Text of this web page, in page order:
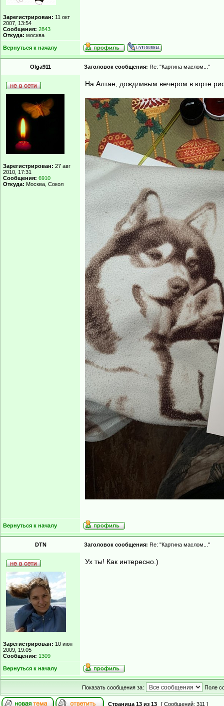
Зарегистрирован: 11 окт
2007, 13:54
Сообщения: 2843
Откуда: москва
Вернуться к началу
Olga911 Заголовок сообщения: Re: "Картина маслом..."
Зарегистрирован: 27 авг
2010, 17:31
Сообщения: 6910
Откуда: Москва, Сокол
На Алтае, дождливым вечером в юрте
Вернуться к началу
DTN Заголовок сообщения: Re: "Картина маслом..."
Зарегистрирован: 10 июн
2009, 19:05
Сообщения: 1309
Ух ты! Как интересно.)
Вернуться к началу
Показать сообщения за: Поле
Страница 13 из 13 [ Сообщений: 311 ]